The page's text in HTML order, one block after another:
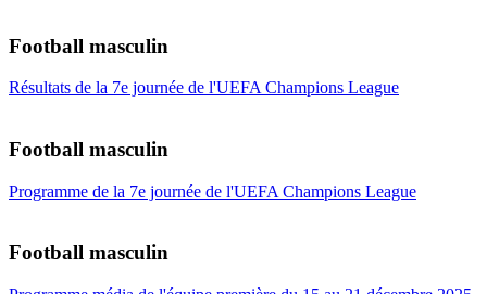
Football masculin
Résultats de la 7e journée de l'UEFA Champions League
Football masculin
Programme de la 7e journée de l'UEFA Champions League
Football masculin